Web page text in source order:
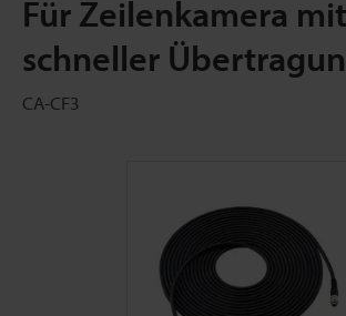
Für Zeilenkamera
schneller
CA-CF3